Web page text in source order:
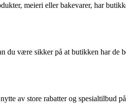
meieri eller bakevarer, har
du være sikker på at butikken har de
av store rabatter og spesialtilbud